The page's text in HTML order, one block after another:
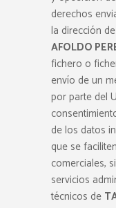
derechos
la dirección de
AFOLDO
fichero o
envío de un
por parte del
de los datos
que se
comerciales,
servicios
técnicos de